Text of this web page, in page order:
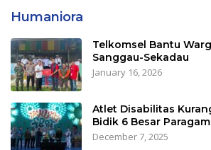
Humaniora
Telkomsel Bantu
Sanggau-Sekadau
January 16, 2026
Atlet Disabilitas
Bidik 6 Besar
December 7, 2025